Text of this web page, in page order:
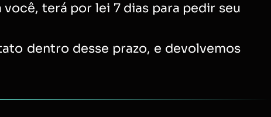
terá por lei 7 dias para pedir seu
dentro desse prazo, e devolvemos